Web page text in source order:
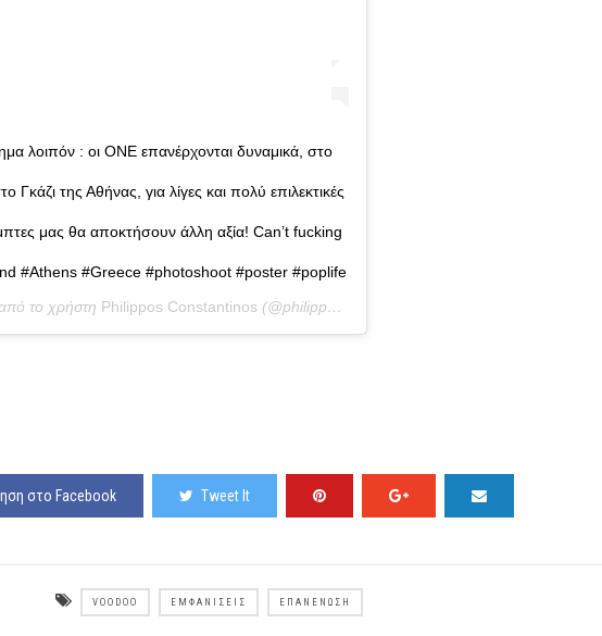
λοιπόν : οι ONE επανέρχονται δυναμικά, στο
της Αθήνας, για λίγες και πολύ επιλεκτικές
μας θα αποκτήσουν άλλη αξία! Can’t fucking
#Athens #Greece #photoshoot #poster #poplife
το χρήστη Philippos Constantinos (@philippos_constantinos) στις
στο Facebook Tweet It
VOODOO ΕΜΦΑΝΊΣΕΙΣ ΕΠΑΝΈΝΩΣΗ